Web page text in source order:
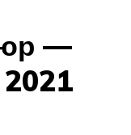
—